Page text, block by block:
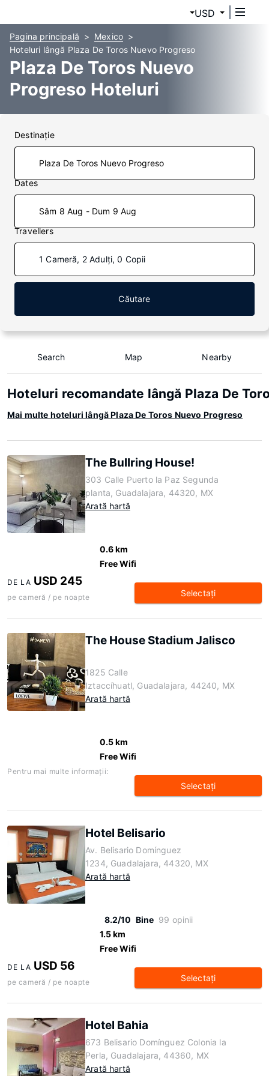
USD
Pagina principală
Mexico
Hoteluri lângă Plaza De Toros Nuevo Progreso
Plaza De Toros Nuevo
Progreso Hoteluri
Destinaţie
Dates
Sâm 8 Aug - Dum 9 Aug
Travellers
1 Cameră, 2 Adulți, 0 Copii
Căutare
Search Map Nearby
Hoteluri recomandate lângă Plaza De
Mai multe hoteluri lângă Plaza De Toros Nuevo Progreso
The Bullring House!
303 Calle Puerto la Paz Segunda
planta, Guadalajara, 44320, MX
Arată hartă
0.6 km
Free Wifi
DE LA USD 245
pe cameră / pe noapte Selectaţi
The House Stadium Jalisco
1825 Calle
Iztaccíhuatl, Guadalajara, 44240, MX
Arată hartă
0.5 km
Free Wifi
Pentru mai multe informaţii:
Selectaţi
Hotel Belisario
Av. Belisario Domínguez
1234, Guadalajara, 44320, MX
Arată hartă
8.2/10 Bine 99 opinii
1.5 km
Free Wifi
DE LA USD 56
pe cameră / pe noapte Selectaţi
Hotel Bahia
673 Belisario Domínguez Colonia la
Perla, Guadalajara, 44360, MX
Arată hartă